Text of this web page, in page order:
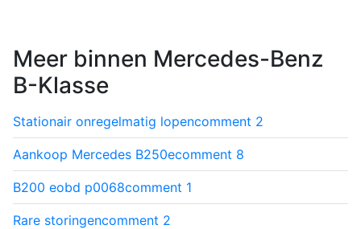
Meer binnen Mercedes-Benz
B-Klasse
Stationair onregelmatig lopencomment 2
Aankoop Mercedes B250ecomment 8
B200 eobd p0068comment 1
Rare storingencomment 2